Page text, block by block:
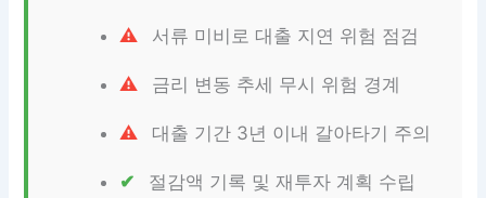
서류 미비로 대출 지연 위험 점검
금리 변동 추세 무시 위험 경계
대출 기간 3년 이내 갈아타기 주의
절감액 기록 및 재투자 계획 수립